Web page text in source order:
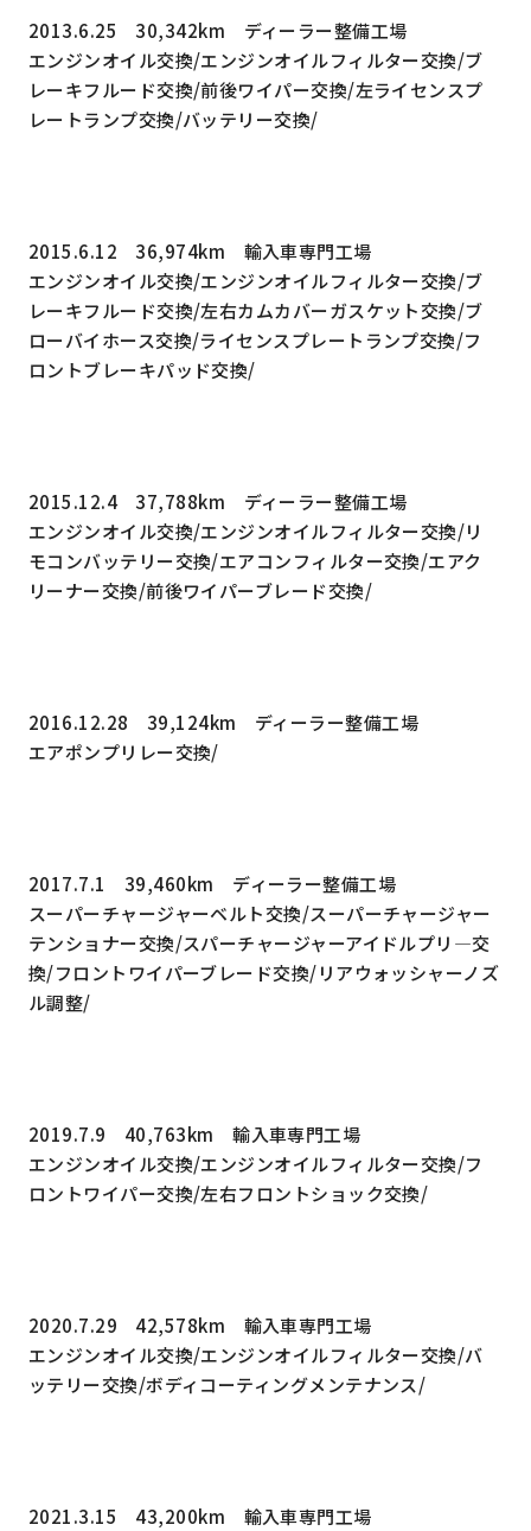
2013.6.25 30,342km ディーラー整備工場
エンジンオイル交換/エンジンオイルフィルター交換/ブ
レーキフルード交換/前後ワイパー交換/左ライセンスプ
レートランプ交換/バッテリー交換/
2015.6.12 36,974km 輸入車専門工場
エンジンオイル交換/エンジンオイルフィルター交換/ブ
レーキフルード交換/左右カムカバーガスケット交換/ブ
ローバイホース交換/ライセンスプレートランプ交換/フ
ロントブレーキパッド交換/
2015.12.4 37,788km ディーラー整備工場
エンジンオイル交換/エンジンオイルフィルター交換/リ
モコンバッテリー交換/エアコンフィルター交換/エアク
リーナー交換/前後ワイパーブレード交換/
2016.12.28 39,124km ディーラー整備工場
エアポンプリレー交換/
2017.7.1 39,460km ディーラー整備工場
スーパーチャージャーベルト交換/スーパーチャージャー
テンショナー交換/スパーチャージャーアイドルプリ―交
換/フロントワイパーブレード交換/リアウォッシャーノズ
ル調整/
2019.7.9 40,763km 輸入車専門工場
エンジンオイル交換/エンジンオイルフィルター交換/フ
ロントワイパー交換/左右フロントショック交換/
2020.7.29 42,578km 輸入車専門工場
エンジンオイル交換/エンジンオイルフィルター交換/バ
ッテリー交換/ボディコーティングメンテナンス/
2021.3.15 43,200km 輸入車専門工場